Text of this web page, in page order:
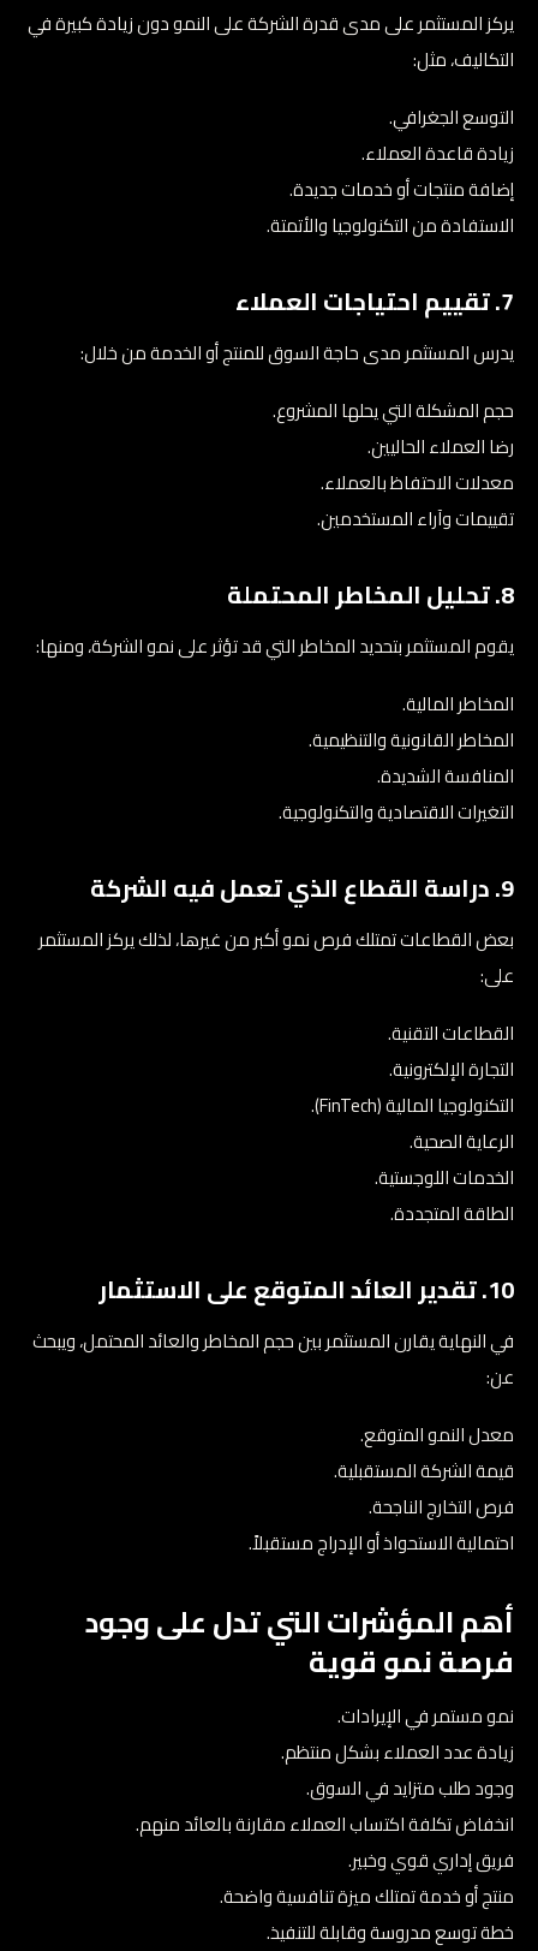
يركز المستثمر على مدى قدرة الشركة على النمو دون زيادة كبيرة في
التكاليف، مثل:
التوسع الجغرافي.
زيادة قاعدة العملاء.
إضافة منتجات أو خدمات جديدة.
الاستفادة من التكنولوجيا والأتمتة.
7. تقييم احتياجات العملاء
يدرس المستثمر مدى حاجة السوق للمنتج أو الخدمة من خلال:
حجم المشكلة التي يحلها المشروع.
رضا العملاء الحاليين.
معدلات الاحتفاظ بالعملاء.
تقييمات وآراء المستخدمين.
8. تحليل المخاطر المحتملة
يقوم المستثمر بتحديد المخاطر التي قد تؤثر على نمو الشركة، ومنها:
المخاطر المالية.
المخاطر القانونية والتنظيمية.
المنافسة الشديدة.
التغيرات الاقتصادية والتكنولوجية.
9. دراسة القطاع الذي تعمل فيه الشركة
بعض القطاعات تمتلك فرص نمو أكبر من غيرها، لذلك يركز المستثمر
على:
القطاعات التقنية.
التجارة الإلكترونية.
التكنولوجيا المالية (FinTech).
الرعاية الصحية.
الخدمات اللوجستية.
الطاقة المتجددة.
10. تقدير العائد المتوقع على الاستثمار
في النهاية يقارن المستثمر بين حجم المخاطر والعائد المحتمل، ويبحث
عن:
معدل النمو المتوقع.
قيمة الشركة المستقبلية.
فرص التخارج الناجحة.
احتمالية الاستحواذ أو الإدراج مستقبلاً.
أهم المؤشرات التي تدل على وجود
فرصة نمو قوية
نمو مستمر في الإيرادات.
زيادة عدد العملاء بشكل منتظم.
وجود طلب متزايد في السوق.
انخفاض تكلفة اكتساب العملاء مقارنة بالعائد منهم.
فريق إداري قوي وخبير.
منتج أو خدمة تمتلك ميزة تنافسية واضحة.
خطة توسع مدروسة وقابلة للتنفيذ.